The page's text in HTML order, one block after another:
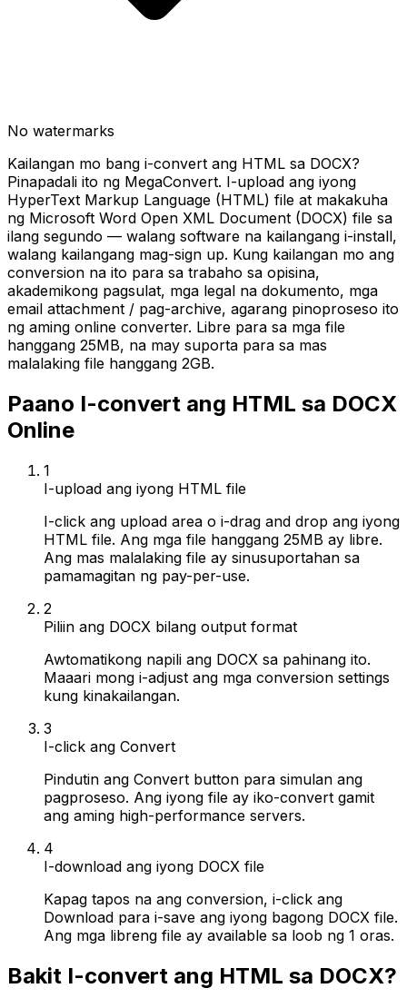
No watermarks
Kailangan mo bang i-convert ang HTML sa DOCX?
Pinapadali ito ng MegaConvert. I-upload ang iyong
HyperText Markup Language (HTML) file at makakuha
ng Microsoft Word Open XML Document (DOCX) file sa
ilang segundo — walang software na kailangang i-install,
walang kailangang mag-sign up. Kung kailangan mo ang
conversion na ito para sa trabaho sa opisina,
akademikong pagsulat, mga legal na dokumento, mga
email attachment / pag-archive, agarang pinoproseso ito
ng aming online converter. Libre para sa mga file
hanggang 25MB, na may suporta para sa mas
malalaking file hanggang 2GB.
Paano I-convert ang HTML sa DOCX
Online
1
I-upload ang iyong HTML file
I-click ang upload area o i-drag and drop ang iyong
HTML file. Ang mga file hanggang 25MB ay libre.
Ang mas malalaking file ay sinusuportahan sa
pamamagitan ng pay-per-use.
2
Piliin ang DOCX bilang output format
Awtomatikong napili ang DOCX sa pahinang ito.
Maaari mong i-adjust ang mga conversion settings
kung kinakailangan.
3
I-click ang Convert
Pindutin ang Convert button para simulan ang
pagproseso. Ang iyong file ay iko-convert gamit
ang aming high-performance servers.
4
I-download ang iyong DOCX file
Kapag tapos na ang conversion, i-click ang
Download para i-save ang iyong bagong DOCX file.
Ang mga libreng file ay available sa loob ng 1 oras.
Bakit I-convert ang HTML sa DOCX?